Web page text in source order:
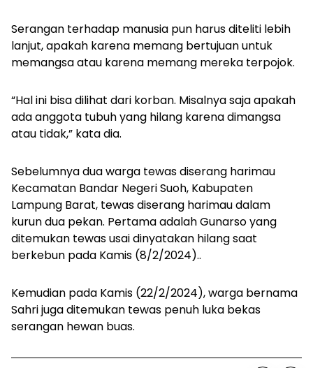
Serangan terhadap manusia pun harus diteliti lebih
lanjut, apakah karena memang bertujuan untuk
memangsa atau karena memang mereka terpojok.
“Hal ini bisa dilihat dari korban. Misalnya saja apakah
ada anggota tubuh yang hilang karena dimangsa
atau tidak,” kata dia.
Sebelumnya dua warga tewas diserang harimau
Kecamatan Bandar Negeri Suoh, Kabupaten
Lampung Barat, tewas diserang harimau dalam
kurun dua pekan. Pertama adalah Gunarso yang
ditemukan tewas usai dinyatakan hilang saat
berkebun pada Kamis (8/2/2024)..
Kemudian pada Kamis (22/2/2024), warga bernama
Sahri juga ditemukan tewas penuh luka bekas
serangan hewan buas.